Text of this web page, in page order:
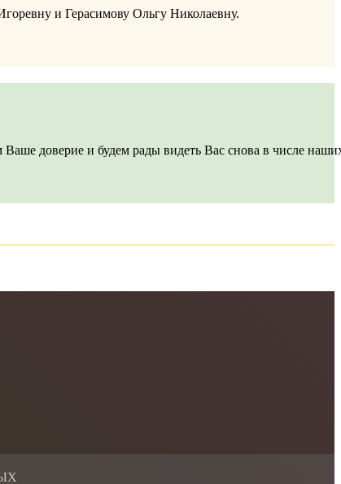
и Герасимову Ольгу Николаевну.
Ваше доверие и будем рады видеть Вас снова в числе